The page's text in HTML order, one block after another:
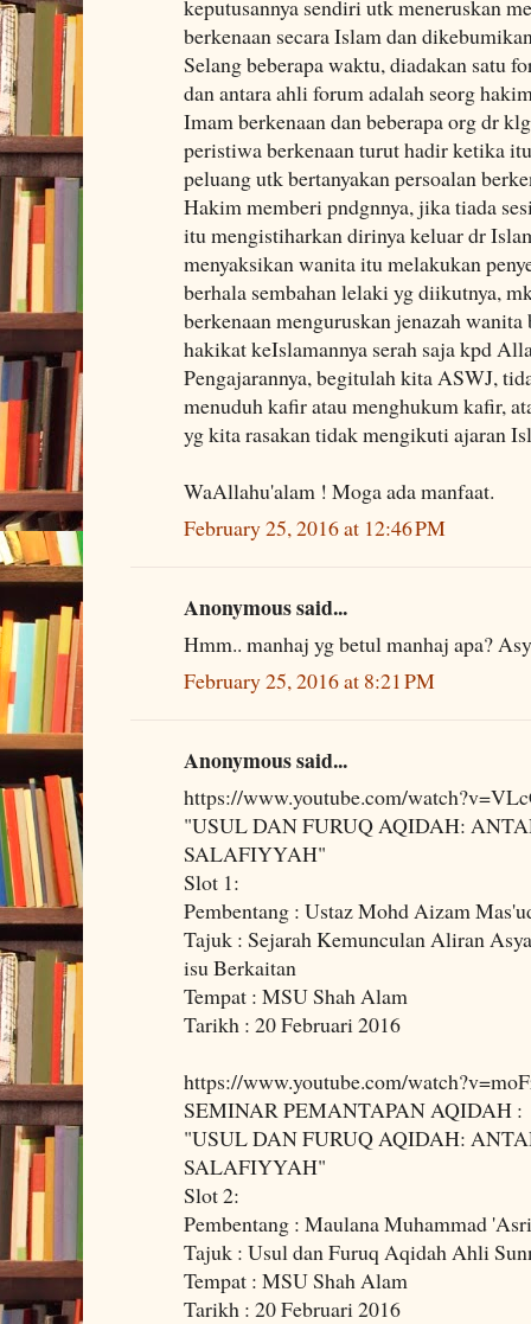
keputusannya sendiri utk meneruskan
berkenaan secara Islam dan
Selang beberapa waktu, diadakan satu
dan antara ahli forum adalah seorg
Imam berkenaan dan beberapa org dr
peristiwa berkenaan turut hadir ketika
peluang utk bertanyakan persoalan
Hakim memberi pndgnnya, jika tiada
itu mengistiharkan dirinya keluar dr
menyaksikan wanita itu melakukan
berhala sembahan lelaki yg diikutnya,
berkenaan menguruskan jenazah
hakikat keIslamannya serah saja kpd
Pengajarannya, begitulah kita ASWJ,
menuduh kafir atau menghukum kafir,
yg kita rasakan tidak mengikuti ajaran
WaAllahu'alam ! Moga ada manfaat.
February 25, 2016 at 12:46 PM
Anonymous said...
Hmm.. manhaj yg betul manhaj apa?
February 25, 2016 at 8:21 PM
Anonymous said...
https://www.youtube.com/
"USUL DAN FURUQ AQIDAH:
SALAFIYYAH"
Slot 1:
Pembentang : Ustaz Mohd Aizam
Tajuk : Sejarah Kemunculan Aliran
isu Berkaitan
Tempat : MSU Shah Alam
Tarikh : 20 Februari 2016
https://www.youtube.com/
SEMINAR PEMANTAPAN AQIDAH :
"USUL DAN FURUQ AQIDAH:
SALAFIYYAH"
Slot 2:
Pembentang : Maulana Muhammad
Tajuk : Usul dan Furuq Aqidah Ahli
Tempat : MSU Shah Alam
Tarikh : 20 Februari 2016